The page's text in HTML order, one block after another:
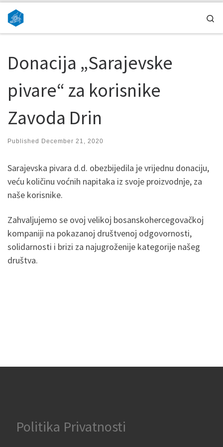
Skip to content
Donacija „Sarajevske
pivare“ za korisnike
Zavoda Drin
Published December 21, 2020
Sarajevska pivara d.d. obezbijedila je vrijednu donaciju,
veću količinu voćnih napitaka iz svoje proizvodnje, za
naše korisnike.
Zahvaljujemo se ovoj velikoj bosanskohercegovačkoj
kompaniji na pokazanoj društvenoj odgovornosti,
solidarnosti i brizi za najugroženije kategorije našeg
društva.
Politika Privatnosti